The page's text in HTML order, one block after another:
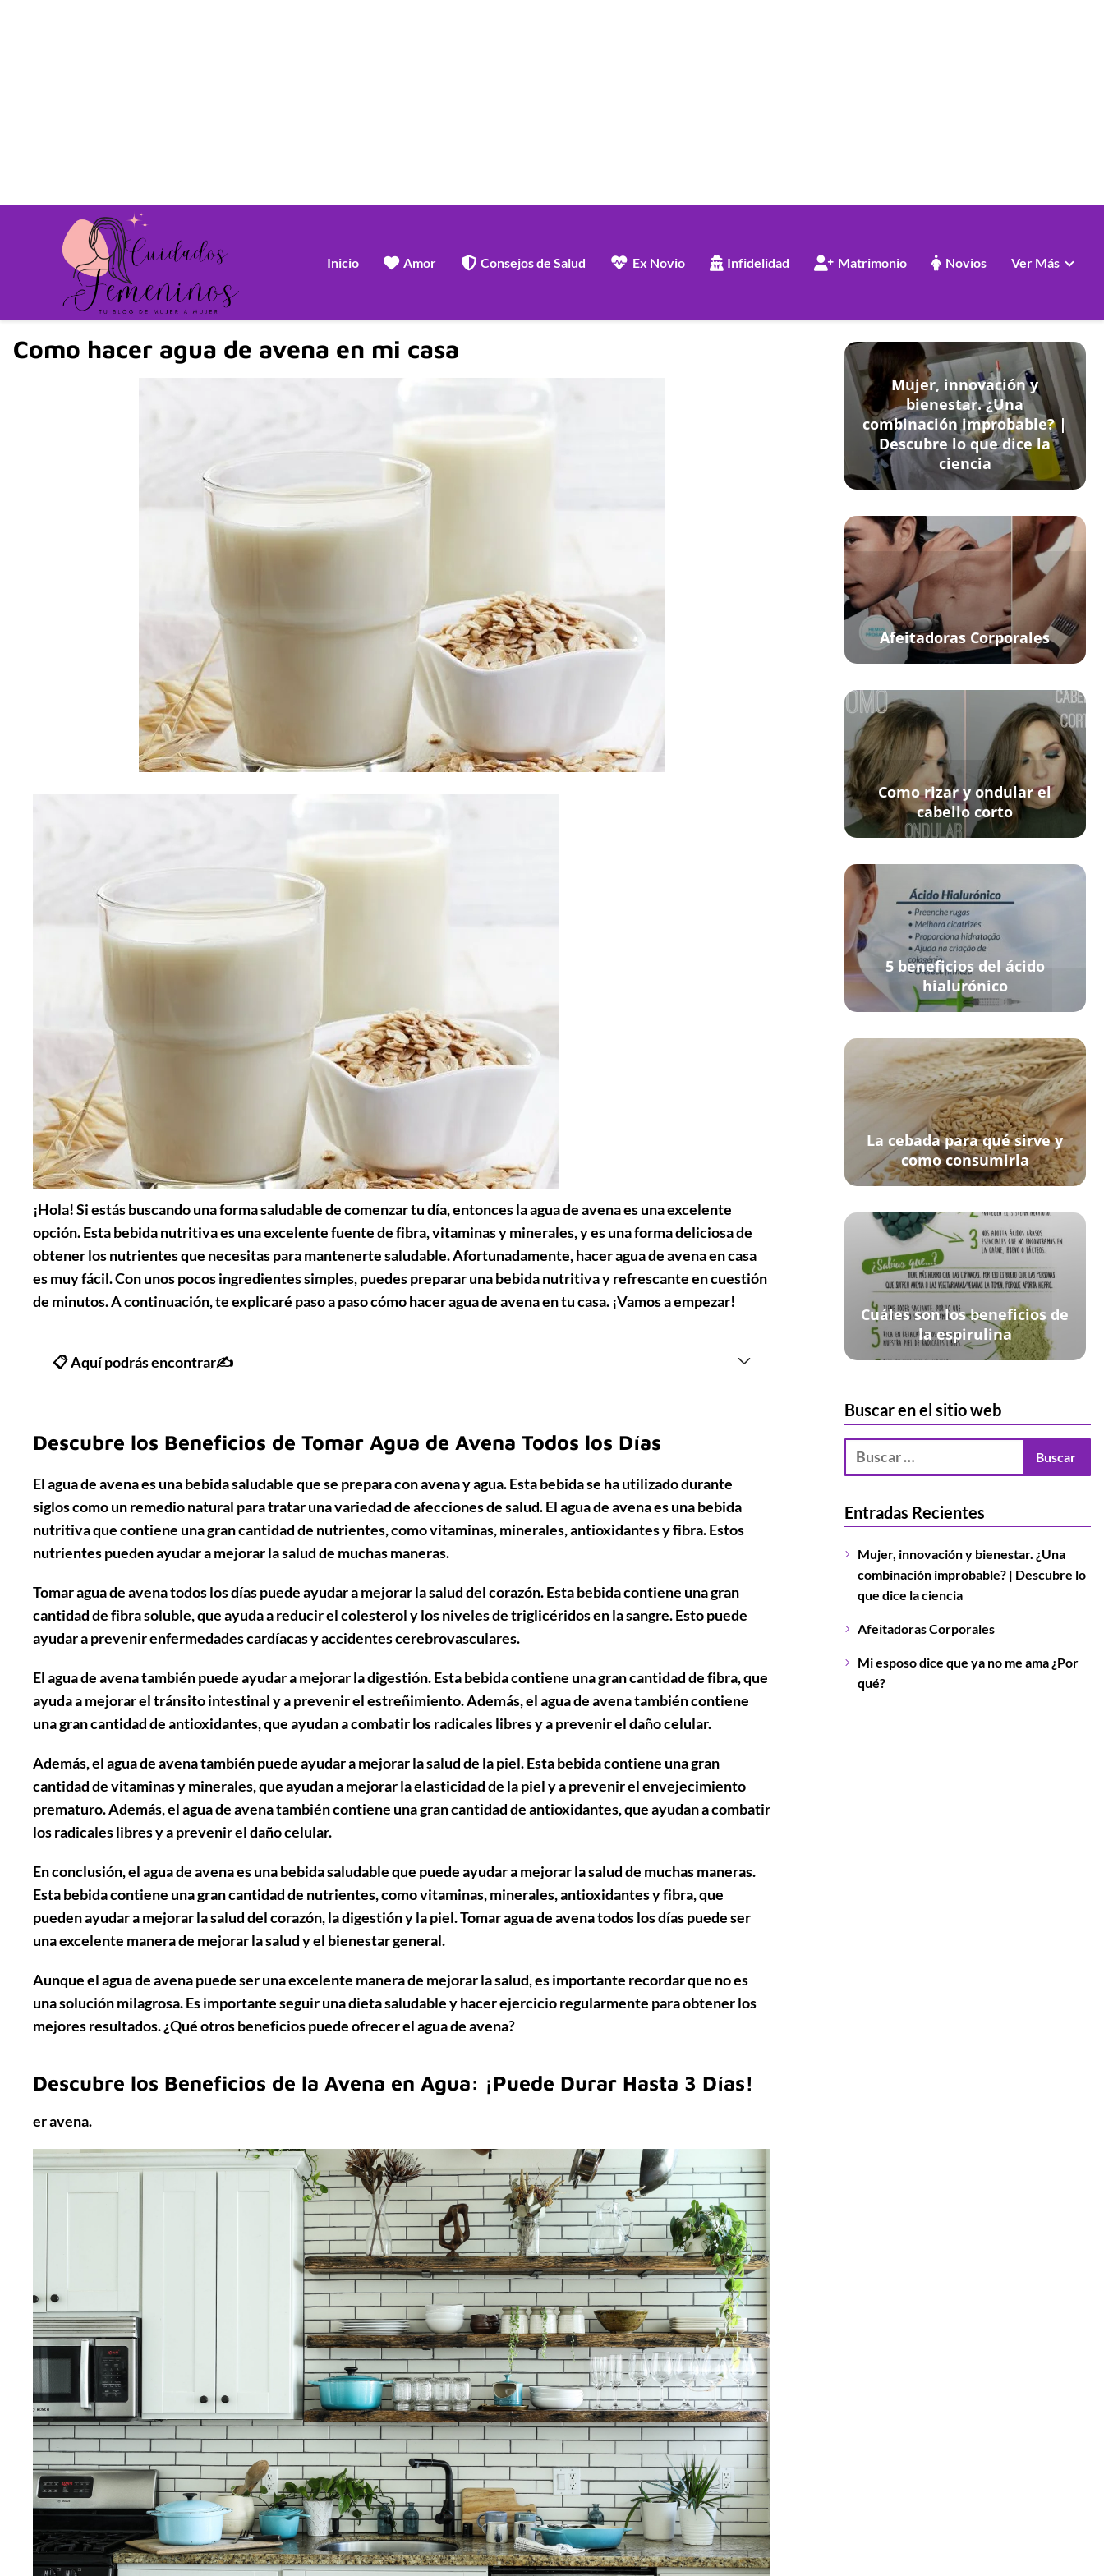
Inicio Amor Consejos de Salud Ex Novio Infidelidad Matrimonio Novios Ver Más
Como hacer agua de avena en mi casa
¡Hola! Si estás buscando una forma saludable de comenzar tu día, entonces la agua de avena es una excelente
opción. Esta bebida nutritiva es una excelente fuente de fibra, vitaminas y minerales, y es una forma deliciosa de
obtener los nutrientes que necesitas para mantenerte saludable. Afortunadamente, hacer agua de avena en casa
es muy fácil. Con unos pocos ingredientes simples, puedes preparar una bebida nutritiva y refrescante en cuestión
de minutos. A continuación, te explicaré paso a paso cómo hacer agua de avena en tu casa. ¡Vamos a empezar!
📋 Aquí podrás encontrar✍
Descubre los Beneficios de Tomar Agua de Avena Todos los Días
El agua de avena es una bebida saludable que se prepara con avena y agua. Esta bebida se ha utilizado durante
siglos como un remedio natural para tratar una variedad de afecciones de salud. El agua de avena es una bebida
nutritiva que contiene una gran cantidad de nutrientes, como vitaminas, minerales, antioxidantes y fibra. Estos
nutrientes pueden ayudar a mejorar la salud de muchas maneras.
Tomar agua de avena todos los días puede ayudar a mejorar la salud del corazón. Esta bebida contiene una gran
cantidad de fibra soluble, que ayuda a reducir el colesterol y los niveles de triglicéridos en la sangre. Esto puede
ayudar a prevenir enfermedades cardíacas y accidentes cerebrovasculares.
El agua de avena también puede ayudar a mejorar la digestión. Esta bebida contiene una gran cantidad de fibra, que
ayuda a mejorar el tránsito intestinal y a prevenir el estreñimiento. Además, el agua de avena también contiene
una gran cantidad de antioxidantes, que ayudan a combatir los radicales libres y a prevenir el daño celular.
Además, el agua de avena también puede ayudar a mejorar la salud de la piel. Esta bebida contiene una gran
cantidad de vitaminas y minerales, que ayudan a mejorar la elasticidad de la piel y a prevenir el envejecimiento
prematuro. Además, el agua de avena también contiene una gran cantidad de antioxidantes, que ayudan a combatir
los radicales libres y a prevenir el daño celular.
En conclusión, el agua de avena es una bebida saludable que puede ayudar a mejorar la salud de muchas maneras.
Esta bebida contiene una gran cantidad de nutrientes, como vitaminas, minerales, antioxidantes y fibra, que
pueden ayudar a mejorar la salud del corazón, la digestión y la piel. Tomar agua de avena todos los días puede ser
una excelente manera de mejorar la salud y el bienestar general.
Aunque el agua de avena puede ser una excelente manera de mejorar la salud, es importante recordar que no es
una solución milagrosa. Es importante seguir una dieta saludable y hacer ejercicio regularmente para obtener los
mejores resultados. ¿Qué otros beneficios puede ofrecer el agua de avena?
Descubre los Beneficios de la Avena en Agua: ¡Puede Durar Hasta 3 Días!
er avena.
Mujer, innovación y
bienestar. ¿Una
combinación improbable? |
Descubre lo que dice la
ciencia
Afeitadoras Corporales
Como rizar y ondular el
cabello corto
5 beneficios del ácido
hialurónico
La cebada para qué sirve y
como consumirla
Cuáles son los beneficios de
la espirulina
Buscar en el sitio web
Entradas Recientes
Mujer, innovación y bienestar. ¿Una
combinación improbable? | Descubre lo
que dice la ciencia
Afeitadoras Corporales
Mi esposo dice que ya no me ama ¿Por
qué?